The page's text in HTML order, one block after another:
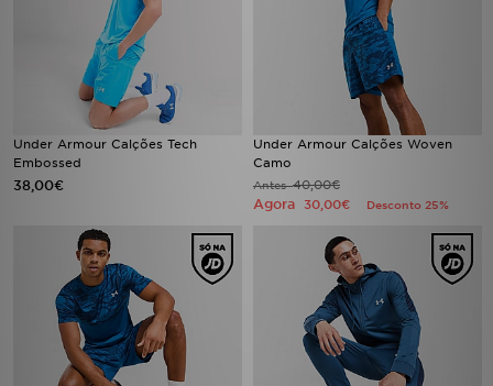
Under Armour Calções Tech
Embossed
38,00€
Under Armour Calções Woven
Camo
Antes40,00€
Agora 30,00€ Desconto 25%